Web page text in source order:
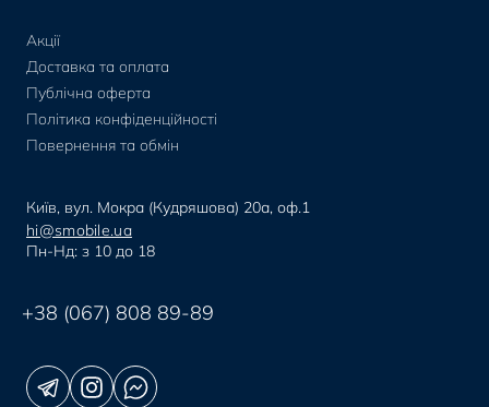
Акції
Доставка та оплата
Публічна оферта
Політика конфіденційності
Повернення та обмін
Київ, вул. Мокра (Кудряшова) 20а, оф.1
hi@smobile.ua
Пн-Нд: з 10 до 18
+38 (067) 808 89-89